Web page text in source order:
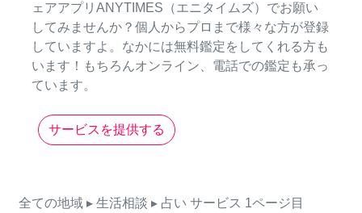
ェアアプリANYTIMES（エニタイムズ）でお願い
してみませんか？個人からプロまで様々な方が登録
していますよ。なかには無料鑑定をしてくれる方も
います！もちろんオンライン、電話での鑑定も承っ
ています。
サービスを提供する
全ての地域 ▸ 生活相談 ▸ 占い サービス 1ページ目